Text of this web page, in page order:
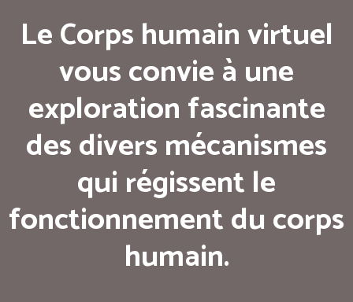
Le Corps humain virtuel
vous convie à une
exploration fascinante
des divers mécanismes
qui régissent le
fonctionnement du corps
humain.